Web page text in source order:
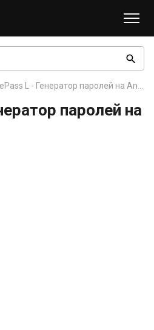
search
L - Генератор паролей на Android
паролей на